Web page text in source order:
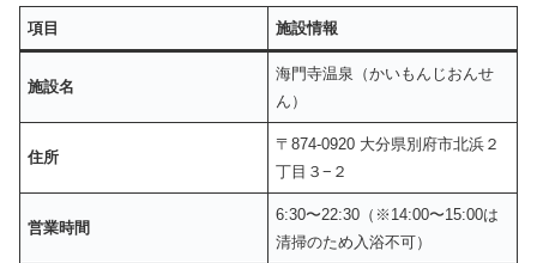
項目 施設情報
施設名
海門寺温泉（かいもんじおんせ
ん）
住所
〒874-0920 大分県別府市北浜２
丁目３−２
営業時間
6:30〜22:30（※14:00〜15:00は
清掃のため入浴不可）